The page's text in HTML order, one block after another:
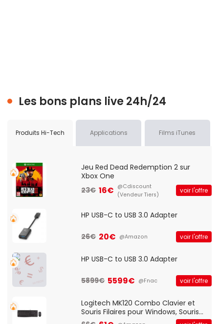
Les bons plans live 24h/24
Produits Hi-Tech Applications Films iTunes
Jeu Red Dead Redemption 2 sur
Xbox One
23€ 16€ @Cdiscount
(Vendeur Tiers)
voir l'offre
HP USB-C to USB 3.0 Adapter
26€ 20€ @Amazon voir l'offre
HP USB-C to USB 3.0 Adapter
5899€ 5599€ @Fnac voir l'offre
Logitech MK120 Combo Clavier et
Souris Filaires pour Windows, Souris
Optique Filaire, Connexion USB Plug